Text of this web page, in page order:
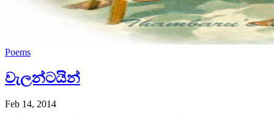
Poems
වැලන්ටයින්
Feb 14, 2014